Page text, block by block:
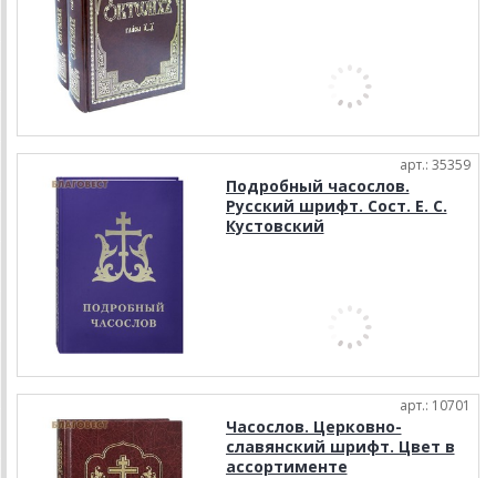
арт.: 35359
Подробный часослов.
Русский шрифт. Сост. Е. С.
Кустовский
арт.: 10701
Часослов. Церковно-
славянский шрифт. Цвет в
ассортименте